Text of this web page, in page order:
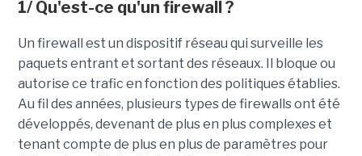
1/ Qu'est-ce qu'un firewall ?
Un firewall est un dispositif réseau qui surveille les
paquets entrant et sortant des réseaux. Il bloque ou
autorise ce trafic en fonction des politiques établies.
Au fil des années, plusieurs types de firewalls ont été
développés, devenant de plus en plus complexes et
tenant compte de plus en plus de paramètres pour